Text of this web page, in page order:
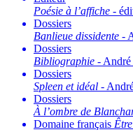
Poésie à l’affiche -
Dossiers
Banlieue dissidente -
Dossiers
Bibliographie -
Dossiers
Spleen et idéal -
Dossiers
À l’ombre de
Domaine français